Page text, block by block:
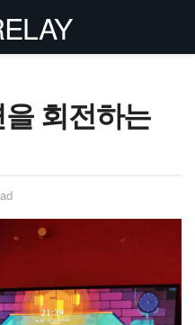
회전하는